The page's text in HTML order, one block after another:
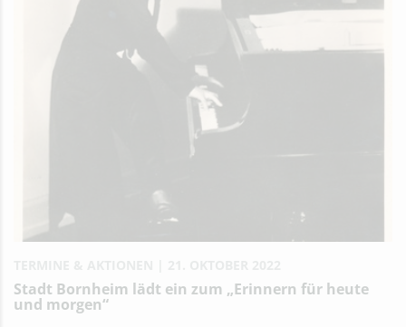
Stadt Bornheim lädt ein zum „Erinnern für heute
und morgen“